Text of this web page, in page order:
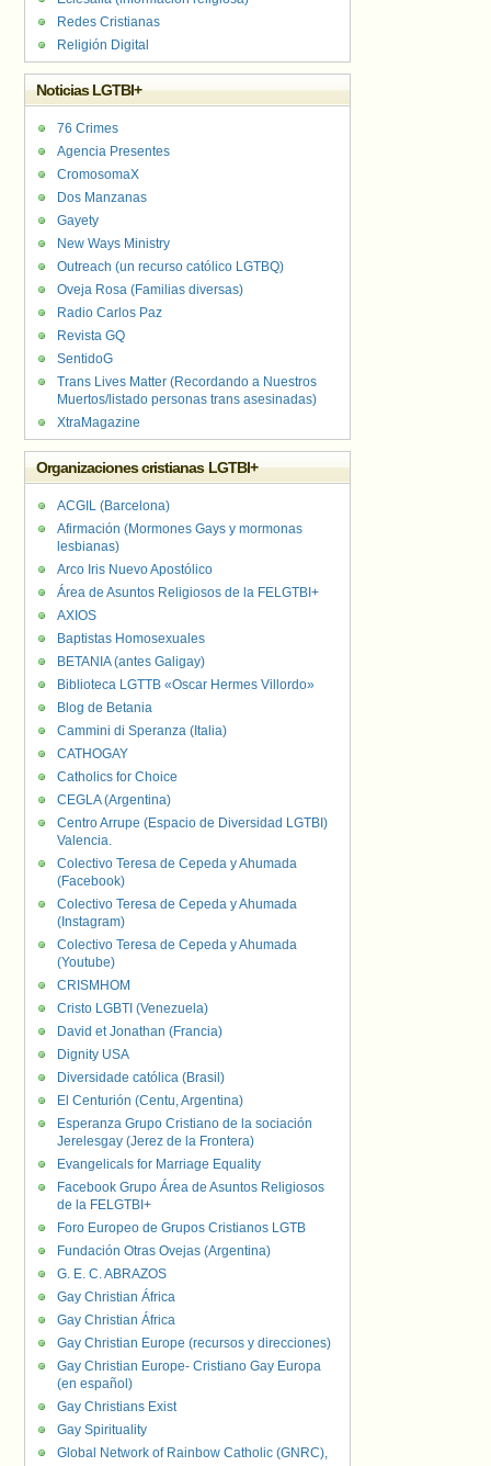
Redes Cristianas
Religión Digital
Noticias LGTBI+
76 Crimes
Agencia Presentes
CromosomaX
Dos Manzanas
Gayety
New Ways Ministry
Outreach (un recurso católico LGTBQ)
Oveja Rosa (Familias diversas)
Radio Carlos Paz
Revista GQ
SentidoG
Trans Lives Matter (Recordando a Nuestros
Muertos/listado personas trans asesinadas)
XtraMagazine
Organizaciones cristianas LGTBI+
ACGIL (Barcelona)
Afirmación (Mormones Gays y mormonas
lesbianas)
Arco Iris Nuevo Apostólico
Área de Asuntos Religiosos de la FELGTBI+
AXIOS
Baptistas Homosexuales
BETANIA (antes Galigay)
Biblioteca LGTTB «Oscar Hermes Villordo»
Blog de Betania
Cammini di Speranza (Italia)
CATHOGAY
Catholics for Choice
CEGLA (Argentina)
Centro Arrupe (Espacio de Diversidad LGTBI)
Valencia.
Colectivo Teresa de Cepeda y Ahumada
(Facebook)
Colectivo Teresa de Cepeda y Ahumada
(Instagram)
Colectivo Teresa de Cepeda y Ahumada
(Youtube)
CRISMHOM
Cristo LGBTI (Venezuela)
David et Jonathan (Francia)
Dignity USA
Diversidade católica (Brasil)
El Centurión (Centu, Argentina)
Esperanza Grupo Cristiano de la sociación
Jerelesgay (Jerez de la Frontera)
Evangelicals for Marriage Equality
Facebook Grupo Área de Asuntos Religiosos
de la FELGTBI+
Foro Europeo de Grupos Cristianos LGTB
Fundación Otras Ovejas (Argentina)
G. E. C. ABRAZOS
Gay Christian África
Gay Christian África
Gay Christian Europe (recursos y direcciones)
Gay Christian Europe- Cristiano Gay Europa
(en español)
Gay Christians Exist
Gay Spirituality
Global Network of Rainbow Catholic (GNRC),